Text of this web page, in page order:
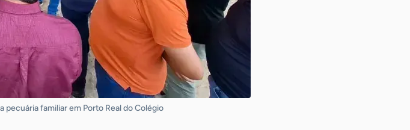
familiar em Porto Real do Colégio